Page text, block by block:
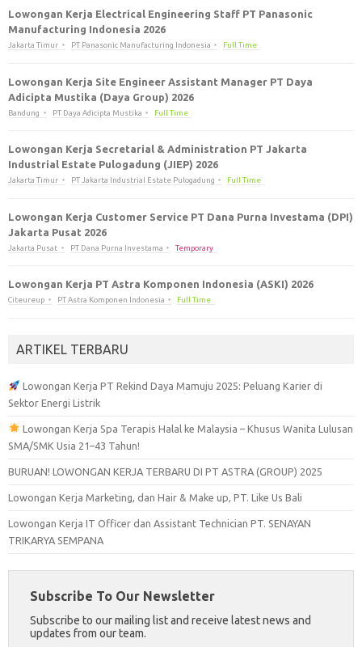
Lowongan Kerja Electrical Engineering Staff PT Panasonic
Manufacturing Indonesia 2026
Jakarta Timur PT Panasonic Manufacturing Indonesia Full Time
Lowongan Kerja Site Engineer Assistant Manager PT Daya
Adicipta Mustika (Daya Group) 2026
Bandung PT Daya Adicipta Mustika Full Time
Lowongan Kerja Secretarial & Administration PT Jakarta
Industrial Estate Pulogadung (JIEP) 2026
Jakarta Timur PT Jakarta Industrial Estate Pulogadung Full Time
Lowongan Kerja Customer Service PT Dana Purna Investama (DPI)
Jakarta Pusat 2026
Jakarta Pusat PT Dana Purna Investama Temporary
Lowongan Kerja PT Astra Komponen Indonesia (ASKI) 2026
Citeureup PT Astra Komponen Indonesia Full Time
ARTIKEL TERBARU
Lowongan Kerja PT Rekind Daya Mamuju 2025: Peluang Karier di
Sektor Energi Listrik
Lowongan Kerja Spa Terapis Halal ke Malaysia – Khusus Wanita Lulusan
SMA/SMK Usia 21–43 Tahun!
BURUAN! LOWONGAN KERJA TERBARU DI PT ASTRA (GROUP) 2025
Lowongan Kerja Marketing, dan Hair & Make up, PT. Like Us Bali
Lowongan Kerja IT Officer dan Assistant Technician PT. SENAYAN
TRIKARYA SEMPANA
Subscribe To Our Newsletter
Subscribe to our mailing list and receive latest news and
updates from our team.